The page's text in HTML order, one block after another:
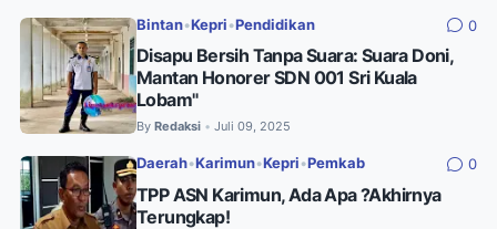
Bintan•Kepri •Pendidikan 0
Disapu Bersih Tanpa Suara: Suara Doni,
Mantan Honorer SDN 001 Sri Kuala
Lobam"
By Redaksi • Juli 09, 2025
Daerah•Karimun•Kepri •Pemkab 0
TPP ASN Karimun, Ada Apa ?Akhirnya
Terungkap!